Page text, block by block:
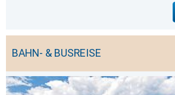
BAHN- & BUSREISE